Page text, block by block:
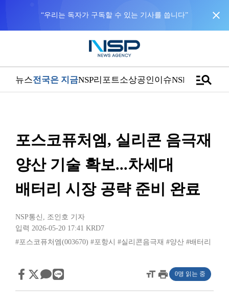
close
뉴스전국은 지금NSP리포트소상공인이슈NSPTVmanage_search
포스코퓨처엠, 실리콘 음극재
양산 기술 확보...차세대
배터리 시장 공략 준비 완료
NSP통신 , 조인호 기자
입력 2026-05-20 17:41 KRD7
#포스코퓨처엠(003670) #포항시 #실리콘음극재 #양산 #배터리
format_sizeprint 0명 읽는 중